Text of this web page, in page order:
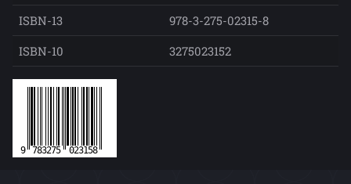
ISBN-13
978-3-275-02315-8
ISBN-10
3275023152